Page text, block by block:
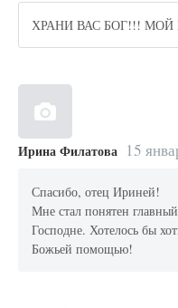
ХРАНИ ВАС БОГ!!!
Ирина Филатова 15
Спасибо, отец Ириней!
Мне стал понятен
Господне. Хотелось бы
Божьей помощью!